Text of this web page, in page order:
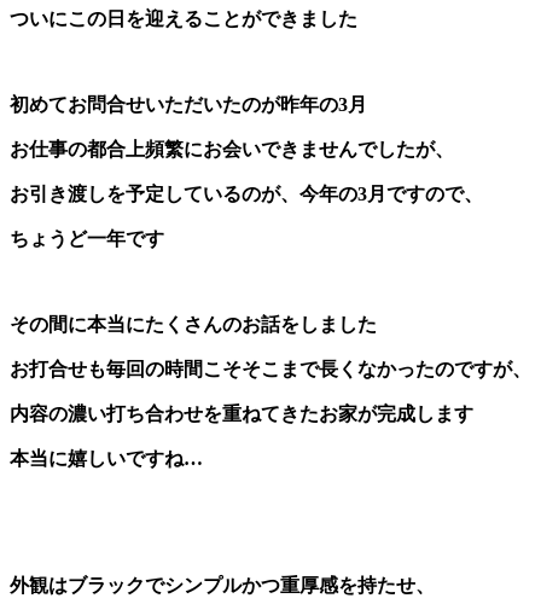
ついにこの日を迎えることができました
初めてお問合せいただいたのが昨年の3月
お仕事の都合上頻繁にお会いできませんでしたが、
お引き渡しを予定しているのが、今年の3月ですので、
ちょうど一年です
その間に本当にたくさんのお話をしました
お打合せも毎回の時間こそそこまで長くなかったのですが、
内容の濃い打ち合わせを重ねてきたお家が完成します
本当に嬉しいですね…
外観はブラックでシンプルかつ重厚感を持たせ、